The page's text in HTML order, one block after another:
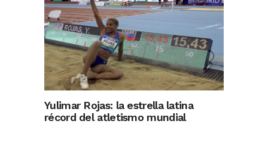
Yulimar Rojas: la estrella latina
récord del atletismo mundial